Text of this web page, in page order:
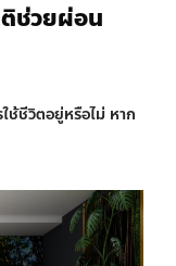
ช่วยผ่อน
ช้ชีวิตอยู่หรือไม่ หาก